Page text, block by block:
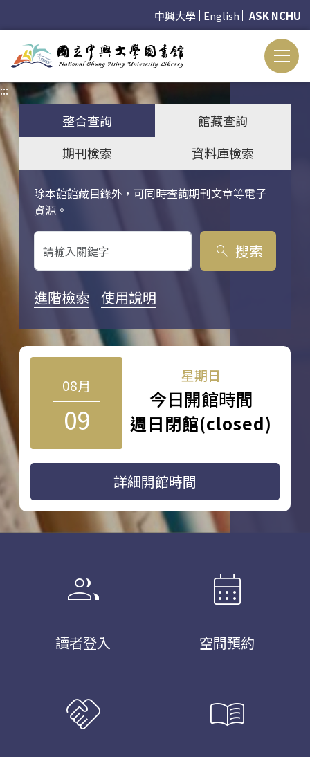
中興大學 English ASK NCHU
:::
整合查詢
館藏查詢
期刊檢索
資料庫檢索
除本館館藏目錄外，可同時查詢期刊文章等電子
資源。
關鍵字搜尋
search 搜索
進階檢索 使用說明
08月
09
星期日
今日開館時間
週日閉館(closed)
詳細開館時間
group
讀者登入
calendar_month
空間預約
handshake menu_book